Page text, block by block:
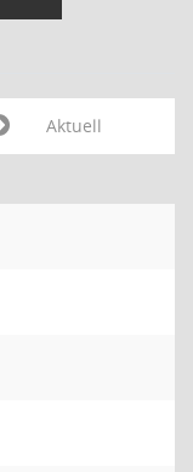
Aktuell